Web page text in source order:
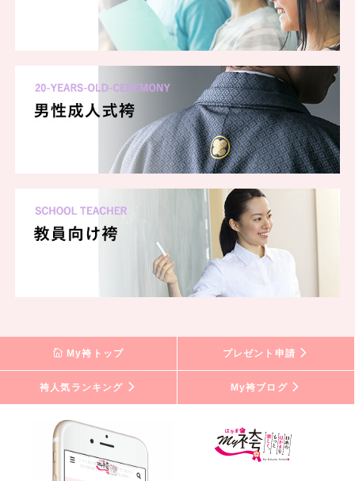
My袴トップ プレゼント申請
袴人気ランキング My袴ブログ